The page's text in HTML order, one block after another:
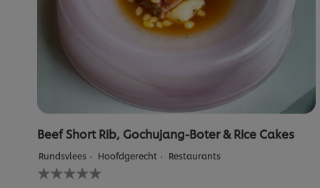
Beef Short Rib, Gochujang-Boter & Rice Cakes
Rundsvlees Hoofdgerecht Restaurants
Geen
beoordelingen